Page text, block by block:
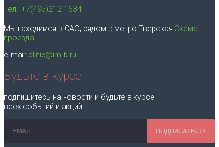
Тел.: +7(495)212-1534
Мы находимся в САО, рядом с метро Тверская Схема
проезда
e-mail: clinic@im-b.ru
Будьте в курсе
подпишитесь на новости и будьте в курсе
всех событий и акций
ПОДПИСАТЬСЯ!